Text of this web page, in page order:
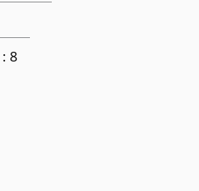
8